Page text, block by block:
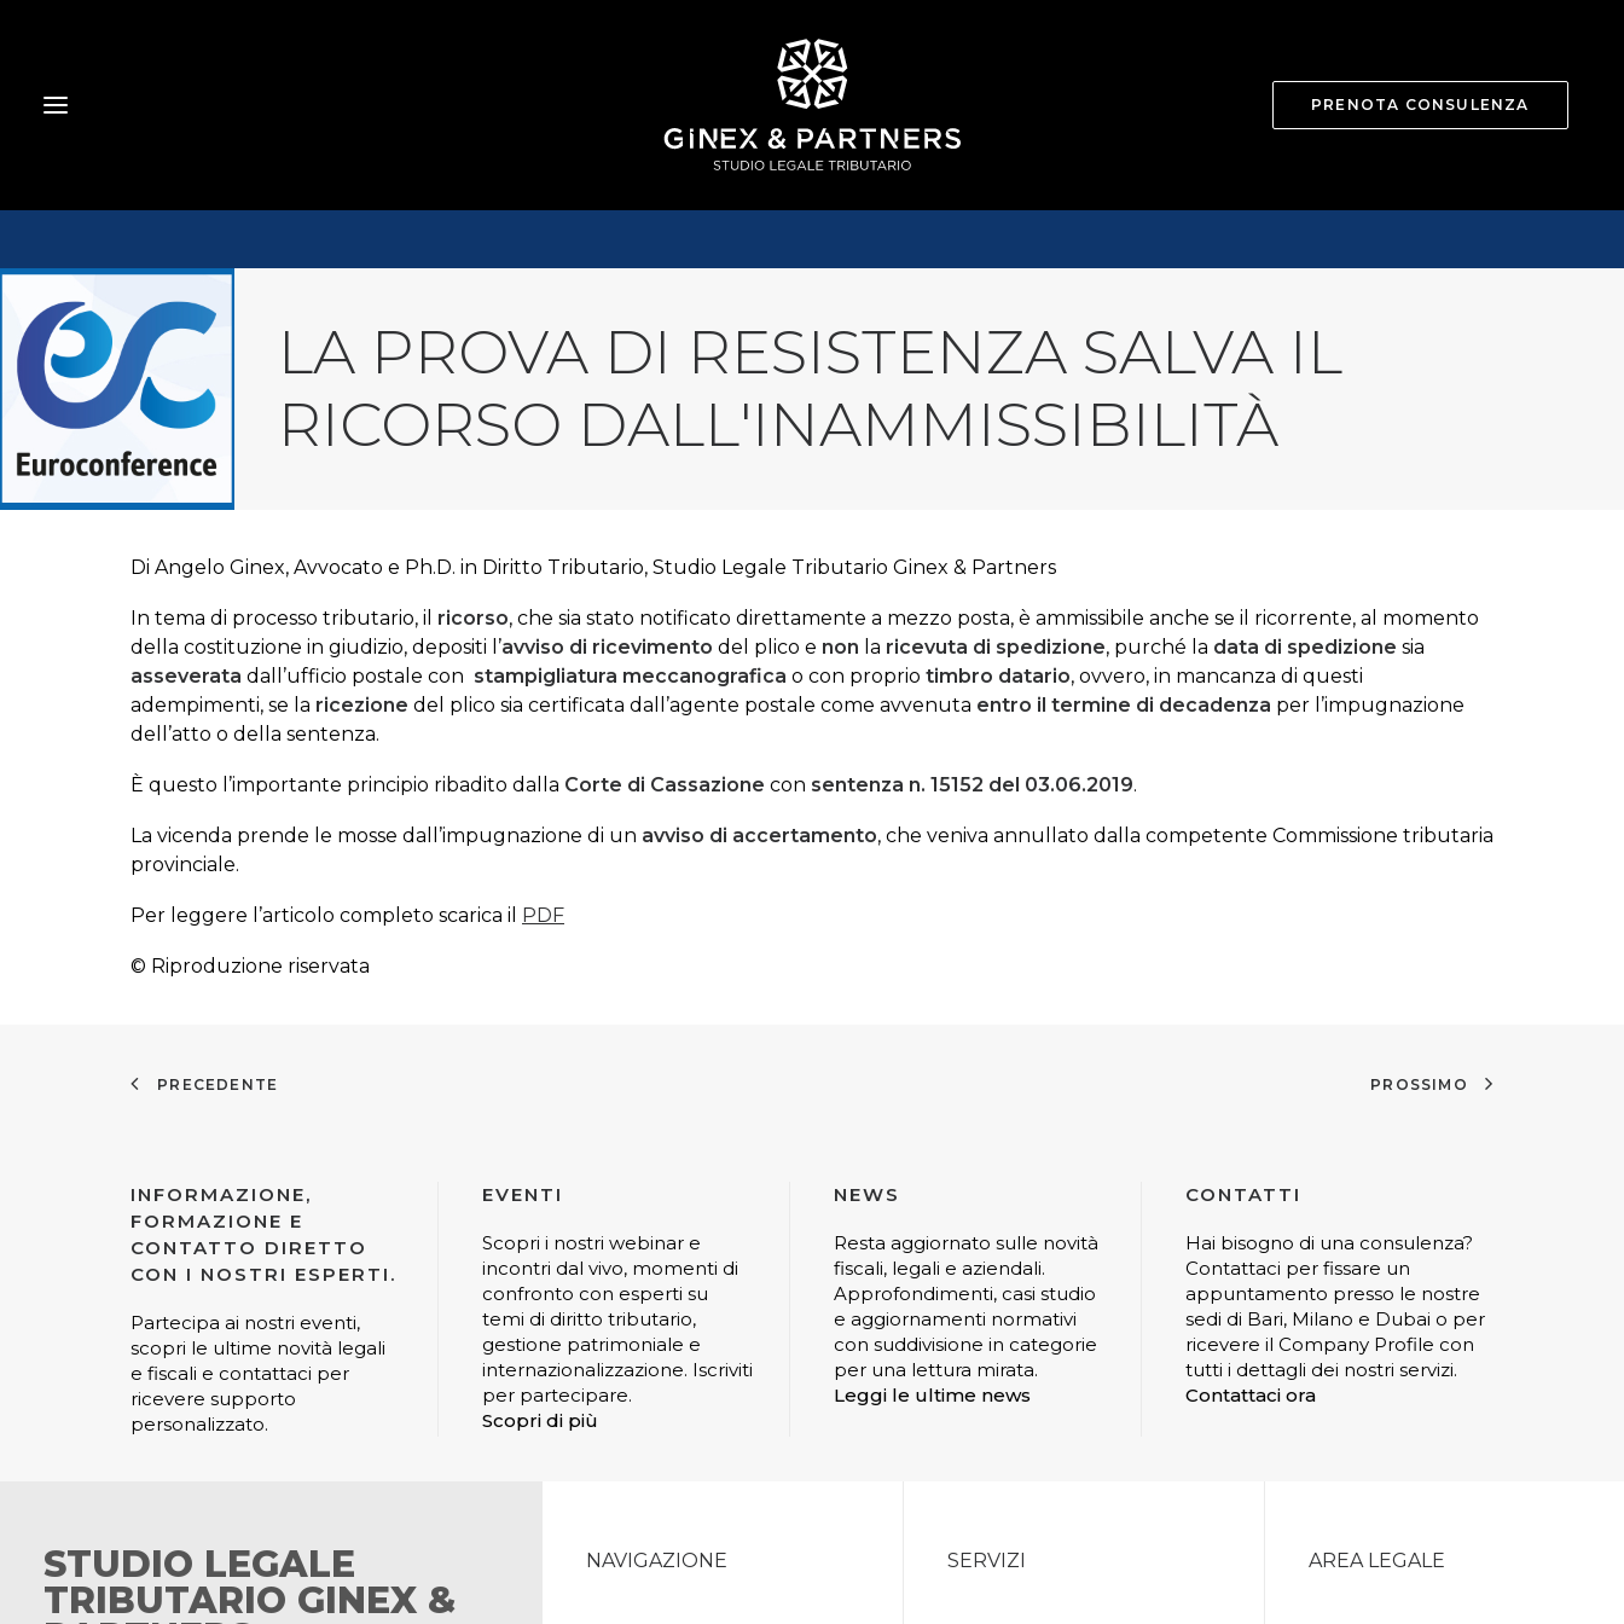
PRENOTA CONSULENZA
LA PROVA DI RESISTENZA SALVA IL
RICORSO DALL'INAMMISSIBILITÀ
Di Angelo Ginex, Avvocato e Ph.D. in Diritto Tributario, Studio Legale Tributario Ginex & Partners
In tema di processo tributario, il ricorso, che sia stato notificato direttamente a mezzo posta, è ammissibile anche se il ricorrente, al momento
della costituzione in giudizio, depositi l’avviso di ricevimento del plico e non la ricevuta di spedizione, purché la data di spedizione sia
asseverata dall’ufficio postale con stampigliatura meccanografica o con proprio timbro datario, ovvero, in mancanza di questi
adempimenti, se la ricezione del plico sia certificata dall’agente postale come avvenuta entro il termine di decadenza per l’impugnazione
dell’atto o della sentenza.
È questo l’importante principio ribadito dalla Corte di Cassazione con sentenza n. 15152 del 03.06.2019.
La vicenda prende le mosse dall’impugnazione di un avviso di accertamento, che veniva annullato dalla competente Commissione tributaria
provinciale.
Per leggere l’articolo completo scarica il PDF
© Riproduzione riservata
PRECEDENTE PROSSIMO
INFORMAZIONE,
FORMAZIONE E
CONTATTO DIRETTO
CON I NOSTRI ESPERTI.
Partecipa ai nostri eventi,
scopri le ultime novità legali
e fiscali e contattaci per
ricevere supporto
personalizzato.
EVENTI
Scopri i nostri webinar e
incontri dal vivo, momenti di
confronto con esperti su
temi di diritto tributario,
gestione patrimoniale e
internazionalizzazione. Iscriviti
per partecipare.
Scopri di più
NEWS
Resta aggiornato sulle novità
fiscali, legali e aziendali.
Approfondimenti, casi studio
e aggiornamenti normativi
con suddivisione in categorie
per una lettura mirata.
Leggi le ultime news
CONTATTI
Hai bisogno di una consulenza?
Contattaci per fissare un
appuntamento presso le nostre
sedi di Bari, Milano e Dubai o per
ricevere il Company Profile con
tutti i dettagli dei nostri servizi.
Contattaci ora
STUDIO LEGALE
TRIBUTARIO GINEX &
NAVIGAZIONE SERVIZI AREA LEGALE